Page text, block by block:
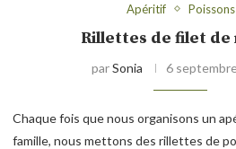
Apéritif Poissons
Rillettes de filet de
parSonia 6
Chaque fois que nous organisons un
famille, nous mettons des rillettes de